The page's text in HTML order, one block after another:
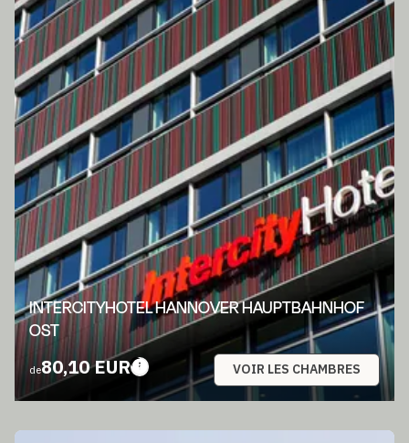
INTERCITYHOTEL HANNOVER HAUPTBAHNHOF
OST
de80,10 EUR VOIR LES CHAMBRES